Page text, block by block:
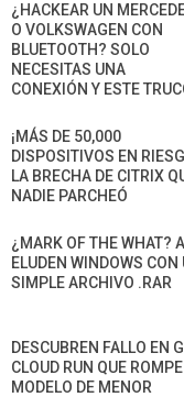
¿HACKEAR UN
O VOLKSWAGEN CON
BLUETOOTH? SOLO
NECESITAS UNA
CONEXIÓN Y ESTE
¡MÁS DE 50,000
DISPOSITIVOS EN
LA BRECHA DE CITRIX
NADIE PARCHEÓ
¿MARK OF THE WHAT?
ELUDEN WINDOWS CON
SIMPLE ARCHIVO .RAR
DESCUBREN FALLO EN
CLOUD RUN QUE
MODELO DE MENOR